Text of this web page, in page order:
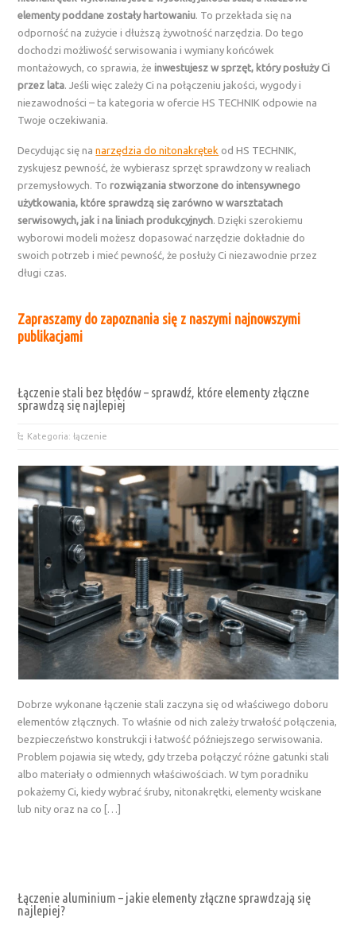
elementy poddane zostały hartowaniu. To przekłada się na
odporność na zużycie i dłuższą żywotność narzędzia. Do tego
dochodzi możliwość serwisowania i wymiany końcówek
montażowych, co sprawia, żeinwestujesz w sprzęt, który posłuży Ci
przez lata. Jeśli więc zależy Ci na połączeniu jakości, wygody i
niezawodności – ta kategoria w ofercie HS TECHNIK odpowie na
Twoje oczekiwania.
Decydując się nanarzędzia do nitonakrętek od HS TECHNIK,
zyskujesz pewność, że wybierasz sprzęt sprawdzony w realiach
przemysłowych. Torozwiązania stworzone do intensywnego
użytkowania, które sprawdzą się zarówno w warsztatach
serwisowych, jak i na liniach produkcyjnych. Dzięki szerokiemu
wyborowi modeli możesz dopasować narzędzie dokładnie do
swoich potrzeb i mieć pewność, że posłuży Ci niezawodnie przez
długi czas.
Zapraszamy do zapoznania się z naszymi najnowszymi
publikacjami
Łączenie stali bez błędów – sprawdź, które elementy złączne
sprawdzą się najlepiej
Kategoria: łączenie
Dobrze wykonane łączenie stali zaczyna się od właściwego doboru
elementów złącznych. To właśnie od nich zależy trwałość połączenia,
bezpieczeństwo konstrukcji i łatwość późniejszego serwisowania.
Problem pojawia się wtedy, gdy trzeba połączyć różne gatunki stali
albo materiały o odmiennych właściwościach. W tym poradniku
pokażemy Ci, kiedy wybrać śruby, nitonakrętki, elementy wciskane
lub nity oraz na co […]
Łączenie aluminium – jakie elementy złączne sprawdzają się
najlepiej?